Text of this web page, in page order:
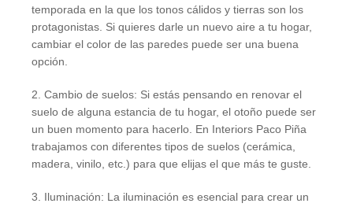
temporada en la que los tonos cálidos y tierras son los
protagonistas. Si quieres darle un nuevo aire a tu hogar,
cambiar el color de las paredes puede ser una buena
opción.
2. Cambio de suelos: Si estás pensando en renovar el
suelo de alguna estancia de tu hogar, el otoño puede ser
un buen momento para hacerlo. En Interiors Paco Piña
trabajamos con diferentes tipos de suelos (cerámica,
madera, vinilo, etc.) para que elijas el que más te guste.
3. Iluminación: La iluminación es esencial para crear un